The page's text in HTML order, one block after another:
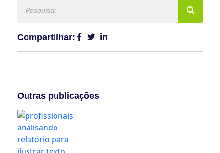
Compartilhar:
Outras publicações